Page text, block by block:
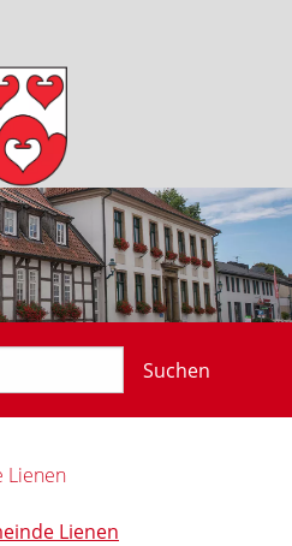
Suchen
Lienen
Lienen